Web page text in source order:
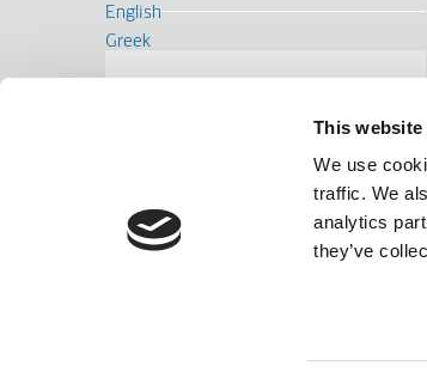
This
We use
traffic. We
analytics
they’ve
English
Greek
Spanish
LinkedinFacebookYoutube